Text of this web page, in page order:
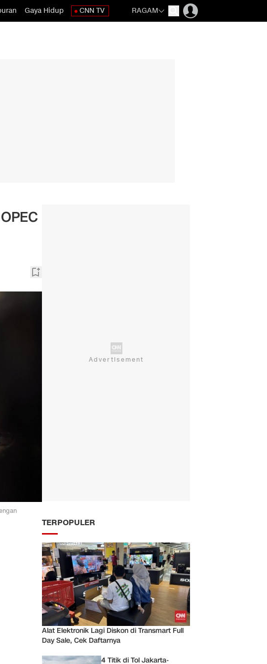
Gaya Hidup CNN TV RAGAM
TERPOPULER
Alat Elektronik Lagi Diskon di Transmart Full
Day Sale, Cek Daftarnya
4 Titik di Tol Jakarta-